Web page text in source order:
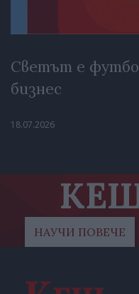
Светът е
бизнес
18.07.2026
НАУЧИ ПОВЕЧЕ